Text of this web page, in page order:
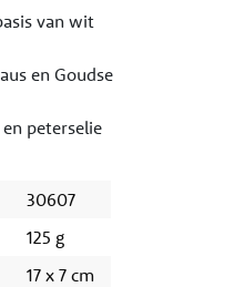
van wit
en Goudse
peterselie
30607
125 g
17 x 7 cm